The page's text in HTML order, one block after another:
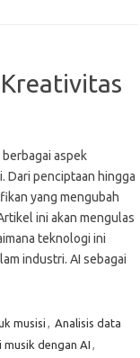
aspek
Dari penciptaan hingga
yang mengubah
ini akan mengulas
teknologi ini
industri. AI sebagai
musisi , Analisis data
musik dengan AI ,